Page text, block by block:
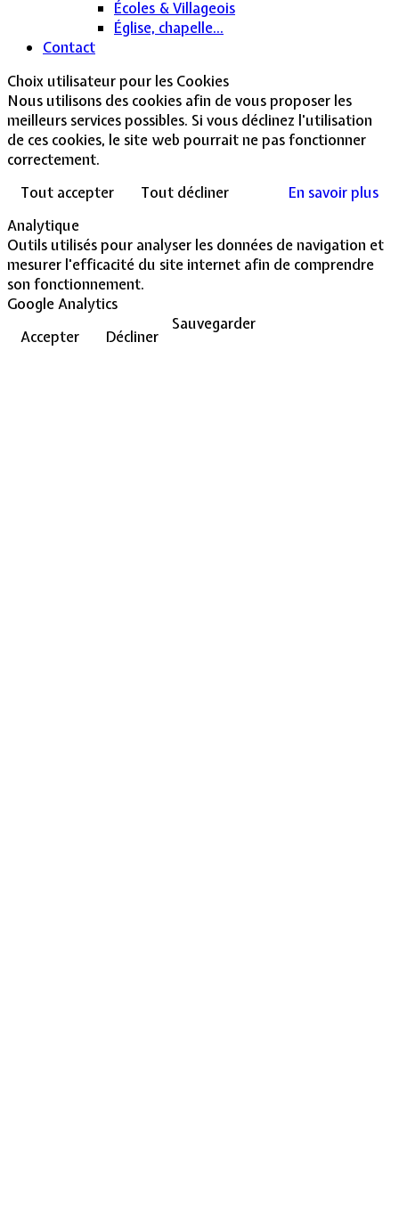
Écoles & Villageois
Église, chapelle...
Contact
Choix utilisateur pour les Cookies
Nous utilisons des cookies afin de vous proposer les
meilleurs services possibles. Si vous déclinez l'utilisation
de ces cookies, le site web pourrait ne pas fonctionner
correctement.
Tout accepter
Tout décliner
En savoir plus
Analytique
Outils utilisés pour analyser les données de navigation et
mesurer l'efficacité du site internet afin de comprendre
son fonctionnement.
Google Analytics
Accepter
Décliner
Sauvegarder